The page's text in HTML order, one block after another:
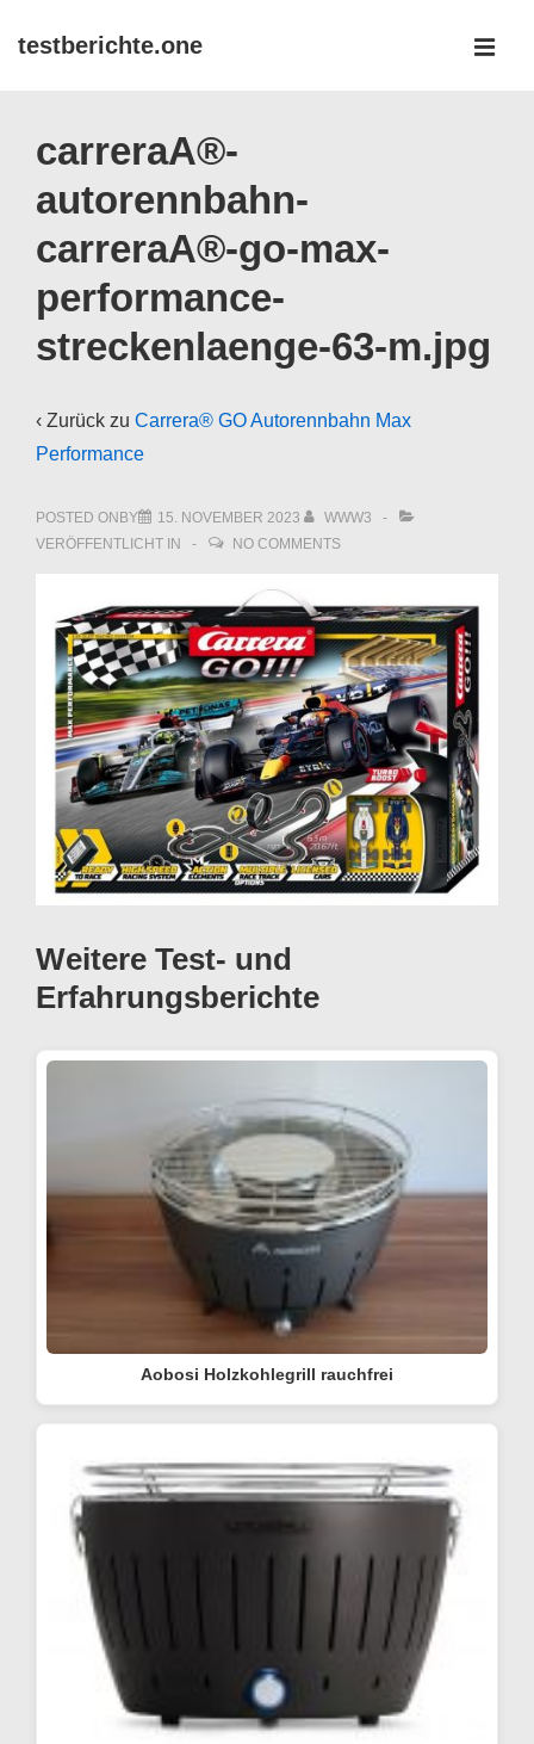
Zumtestberichte.one
Navigation
carreraA®-
autorennbahn-
carreraA®-go-max-
performance-
streckenlaenge-63-m.jpg
‹ Zurück zu Carrera® GO Autorennbahn Max
Performance
POSTED ONBY 15. NOVEMBER 2023
WWW3
VERÖFFENTLICHT IN
NO COMMENTS
Weitere Test- und
Erfahrungsberichte
Aobosi Holzkohlegrill rauchfrei